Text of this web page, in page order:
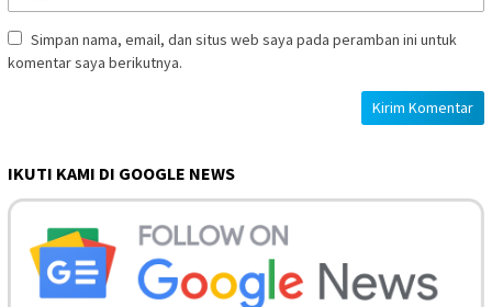
Simpan nama, email, dan situs web saya pada peramban ini untuk
komentar saya berikutnya.
IKUTI KAMI DI GOOGLE NEWS